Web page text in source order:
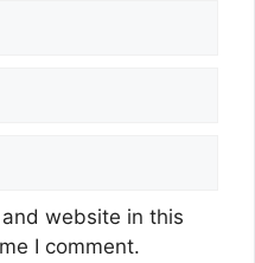
website in this
I comment.